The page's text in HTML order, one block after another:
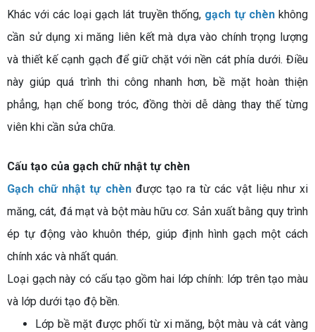
Khác với các loại gạch lát truyền thống, gạch tự chènkhông
cần sử dụng xi măng liên kết mà dựa vào chính trọng lượng
và thiết kế cạnh gạch để giữ chặt với nền cát phía dưới. Điều
này giúp quá trình thi công nhanh hơn, bề mặt hoàn thiện
phẳng, hạn chế bong tróc, đồng thời dễ dàng thay thế từng
viên khi cần sửa chữa.
Cấu tạo của gạch chữ nhật tự chèn
Gạch chữ nhật tự chènđược tạo ra từ các vật liệu như xi
măng, cát, đá mạt và bột màu hữu cơ. Sản xuất bằng quy trình
ép tự động vào khuôn thép, giúp định hình gạch một cách
chính xác và nhất quán.
Loại gạch này có cấu tạo gồm hai lớp chính: lớp trên tạo màu
và lớp dưới tạo độ bền.
Lớp bề mặt được phối từ xi măng, bột màu và cát vàng